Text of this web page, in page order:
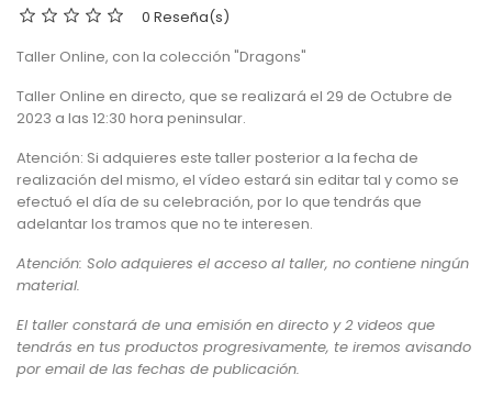
0 Reseña(s)
Taller Online, con la colección "Dragons"
Taller Online en directo, que se realizará el 29 de Octubre de
2023 a las 12:30 hora peninsular.
Atención: Si adquieres este taller posterior a la fecha de
realización del mismo, el vídeo estará sin editar tal y como se
efectuó el día de su celebración, por lo que tendrás que
adelantar los tramos que no te interesen.
Atención: Solo adquieres el acceso al taller, no contiene ningún
material.
El taller constará de una emisión en directo y 2 videos que
tendrás en tus productos progresivamente, te iremos avisando
por email de las fechas de publicación.